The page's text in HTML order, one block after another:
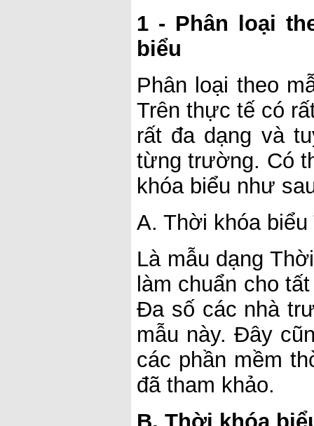
1 - Phân loại
biểu
Phân loại theo
Trên thực tế có
rất đa dạng và
từng trường. Có
khóa biểu như
A. Thời khóa biểu
Là mẫu dạng
làm chuẩn cho
Đa số các nhà
mẫu này. Đây
các phần mềm
đã tham khảo.